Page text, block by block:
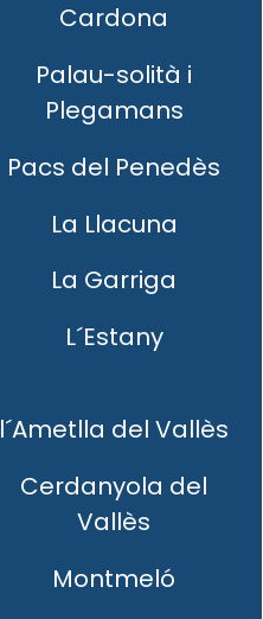
Cardona
Palau-solità i
Plegamans
Pacs del Penedès
La Llacuna
La Garriga
L´Estany
l´Ametlla del Vallès
Cerdanyola del
Vallès
Montmeló